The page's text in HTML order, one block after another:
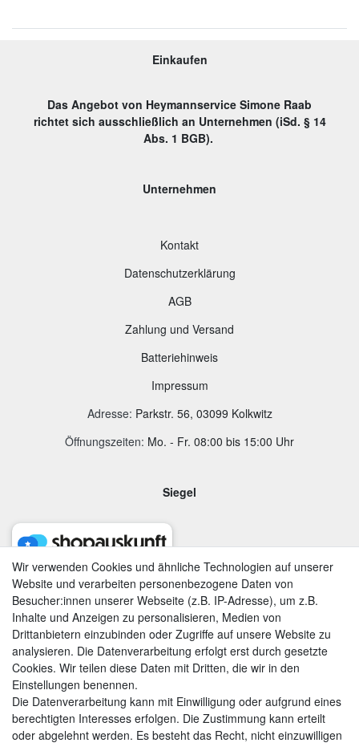
Einkaufen
Das Angebot von Heymannservice Simone Raab
richtet sich ausschließlich an Unternehmen (iSd. § 14
Abs. 1 BGB).
Unternehmen
Kontakt
Datenschutzerklärung
AGB
Zahlung und Versand
Batteriehinweis
Impressum
Adresse: Parkstr. 56, 03099 Kolkwitz
Öffnungszeiten: Mo. - Fr. 08:00 bis 15:00 Uhr
Siegel
AGB|Widerrufsrecht|Datenschutzerklärung|Impressum
Wir verwenden Cookies und ähnliche Technologien auf unserer
Website und verarbeiten personenbezogene Daten von
Besucher:innen unserer Webseite (z.B. IP-Adresse), um z.B.
Inhalte und Anzeigen zu personalisieren, Medien von
Drittanbietern einzubinden oder Zugriffe auf unsere Website zu
analysieren. Die Datenverarbeitung erfolgt erst durch gesetzte
Cookies. Wir teilen diese Daten mit Dritten, die wir in den
Einstellungen benennen.
Die Datenverarbeitung kann mit Einwilligung oder aufgrund eines
berechtigten Interesses erfolgen. Die Zustimmung kann erteilt
oder abgelehnt werden. Es besteht das Recht, nicht einzuwilligen